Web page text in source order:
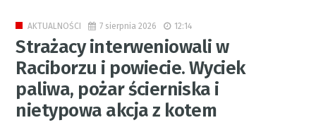
AKTUALNOŚCI 7 sierpnia 2026 12:14
Strażacy interweniowali w
Raciborzu i powiecie. Wyciek
paliwa, pożar ścierniska i
nietypowa akcja z kotem